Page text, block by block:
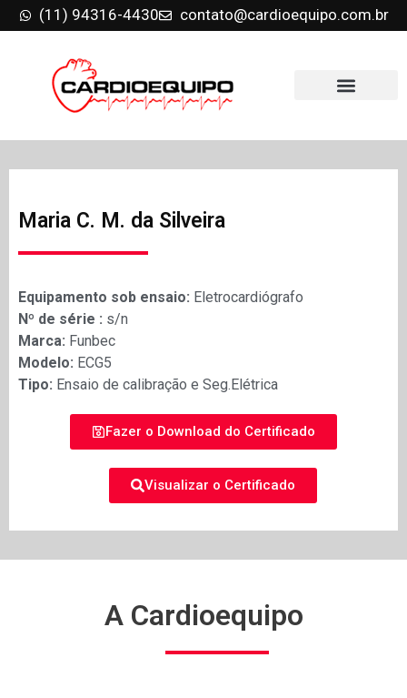
(11) 94316-4430 contato@cardioequipo.com.br
Maria C. M. da Silveira
Equipamento sob ensaio: Eletrocardiógrafo
Nº de série : s/n
Marca: Funbec
Modelo: ECG5
Tipo: Ensaio de calibração e Seg.Elétrica
Fazer o Download do Certificado
Visualizar o Certificado
A Cardioequipo